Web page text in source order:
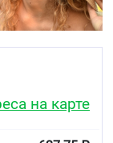
препарата у
почках и
на карте